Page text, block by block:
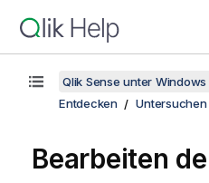
Qlik Sense unter
Entdecken
Bearbeiten